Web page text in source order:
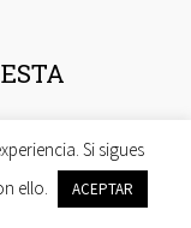
con*
Si sigues
ello.
ACEPTAR